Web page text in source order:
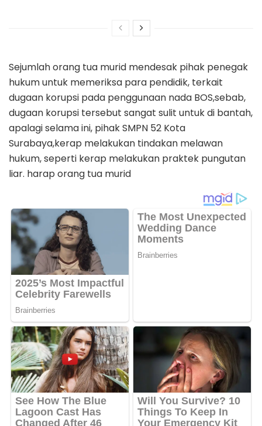
Sejumlah orang tua murid mendesak pihak penegak
hukum untuk memeriksa para pendidik, terkait
dugaan korupsi pada penggunaan nada BOS,sebab,
dugaan korupsi tersebut sangat sulit untuk di bantah,
apalagi selama ini, pihak SMPN 52 Kota
Surabaya,kerap melakukan tindakan melawan
hukum, seperti kerap melakukan praktek pungutan
liar. harap orang tua murid